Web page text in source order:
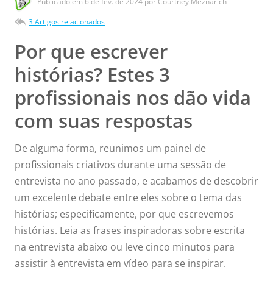
3 Artigos relacionados
Por que escrever
histórias? Estes 3
profissionais nos dão vida
com suas respostas
De alguma forma, reunimos um painel de
profissionais criativos durante uma sessão de
entrevista no ano passado, e acabamos de descobrir
um excelente debate entre eles sobre o tema das
histórias; especificamente, por que escrevemos
histórias. Leia as frases inspiradoras sobre escrita
na entrevista abaixo ou leve cinco minutos para
assistir à entrevista em vídeo para se inspirar.